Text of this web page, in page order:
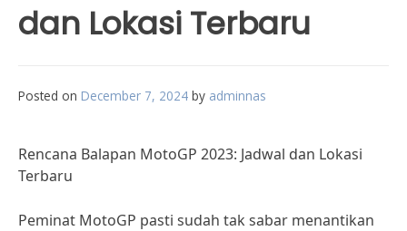
dan Lokasi Terbaru
Posted on December 7, 2024 by adminnas
Rencana Balapan MotoGP 2023: Jadwal dan Lokasi
Terbaru
Peminat MotoGP pasti sudah tak sabar menantikan